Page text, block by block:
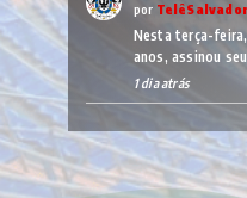
por TelêSalvador
Nesta terça-
anos, assinou
1 dia atrás